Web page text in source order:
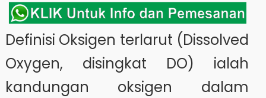
Definisi Oksigen terlarut (Dissolved
Oxygen, disingkat DO) ialah
kandungan oksigen dalam